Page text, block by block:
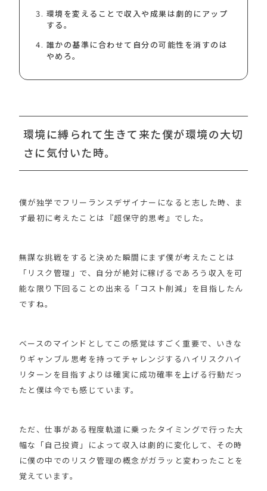
環境を変えることで収入や成果は劇的にアップ
する。
誰かの基準に合わせて自分の可能性を消すのは
やめろ。
環境に縛られて生きて来た僕が環境の大切
さに気付いた時。
僕が独学でフリーランスデザイナーになると志した時、ま
ず最初に考えたことは『超保守的思考』でした。
無謀な挑戦をすると決めた瞬間にまず僕が考えたことは
「リスク管理」で、自分が絶対に稼げるであろう収入を可
能な限り下回ることの出来る「コスト削減」を目指したん
ですね。
ベースのマインドとしてこの感覚はすごく重要で、いきな
りギャンブル思考を持ってチャレンジするハイリスクハイ
リターンを目指すよりは確実に成功確率を上げる行動だっ
たと僕は今でも感じています。
ただ、仕事がある程度軌道に乗ったタイミングで行った大
幅な「自己投資」によって収入は劇的に変化して、その時
に僕の中でのリスク管理の概念がガラッと変わったことを
覚えています。